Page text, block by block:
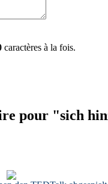
caractères à la fois.
pour "sich